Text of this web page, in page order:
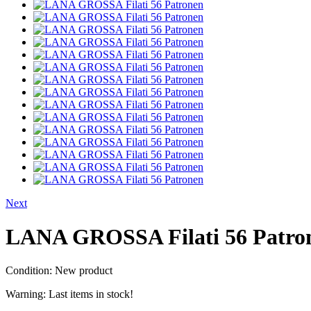
Next
LANA GROSSA Filati 56
Condition: New product
Warning: Last items in stock!